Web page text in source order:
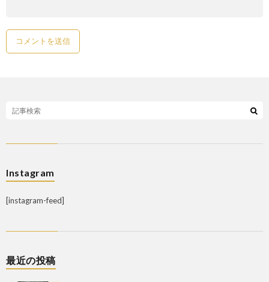
Instagram
[instagram-feed]
最近の投稿